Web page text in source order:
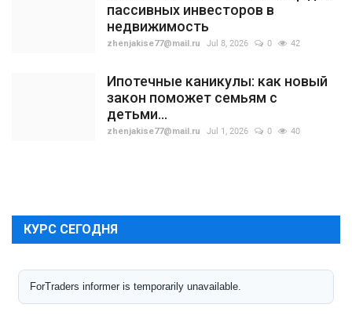
пассивных инвесторов в
недвижимость
zhenjakise77@mail.ru Jul 8, 2026 0 42
Ипотечные каникулы: как новый
закон поможет семьям с
детьми...
zhenjakise77@mail.ru Jul 1, 2026 0 40
КУРС СЕГОДНЯ